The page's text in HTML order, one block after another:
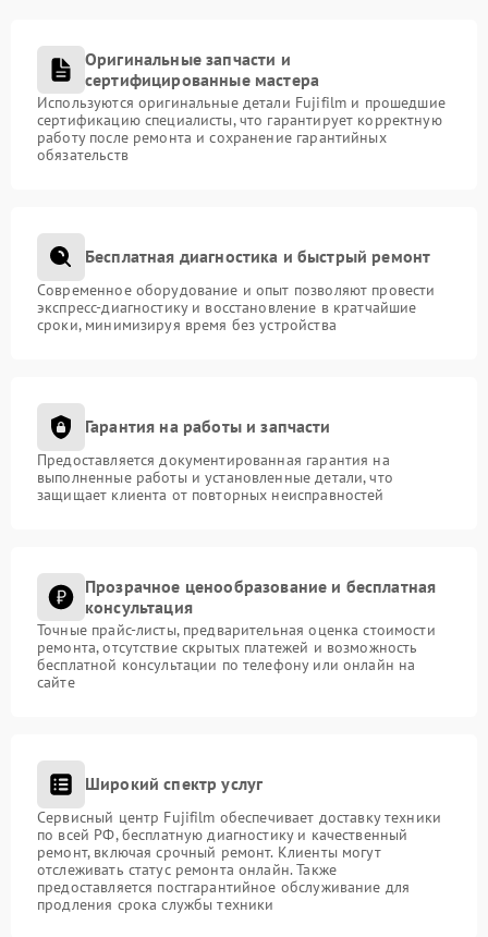
Оригинальные запчасти и
сертифицированные мастера
Используются оригинальные детали Fujifilm и прошедшие
сертификацию специалисты, что гарантирует корректную
работу после ремонта и сохранение гарантийных
обязательств
Бесплатная диагностика и быстрый ремонт
Современное оборудование и опыт позволяют провести
экспресс-диагностику и восстановление в кратчайшие
сроки, минимизируя время без устройства
Гарантия на работы и запчасти
Предоставляется документированная гарантия на
выполненные работы и установленные детали, что
защищает клиента от повторных неисправностей
Прозрачное ценообразование и бесплатная
консультация
Точные прайс-листы, предварительная оценка стоимости
ремонта, отсутствие скрытых платежей и возможность
бесплатной консультации по телефону или онлайн на
сайте
Широкий спектр услуг
Сервисный центр Fujifilm обеспечивает доставку техники
по всей РФ, бесплатную диагностику и качественный
ремонт, включая срочный ремонт. Клиенты могут
отслеживать статус ремонта онлайн. Также
предоставляется постгарантийное обслуживание для
продления срока службы техники